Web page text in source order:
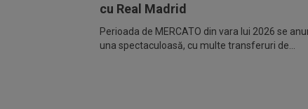
cu Real Madrid
Perioada de MERCATO din vara lui 2026 se
una spectaculoasă, cu multe transferuri de...